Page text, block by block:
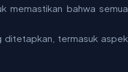
memastikan bahwa semua
ditetapkan, termasuk aspek